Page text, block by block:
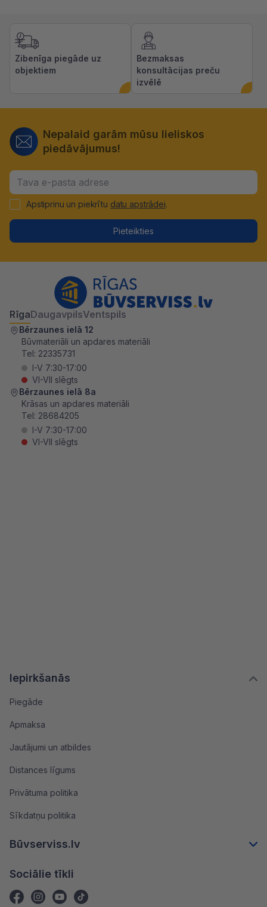
Zibenīga piegāde uz
objektiem
Bezmaksas
konsultācijas preču
izvēlē
Nepalaid garām mūsu lieliskos
piedāvājumus!
Apstiprinu un piekrītu datu apstrādei.
Pieteikties
Iepirkšanās
Piegāde
Apmaksa
Jautājumi un atbildes
Distances līgums
Privātuma politika
Sīkdatņu politika
Būvserviss.lv
Sociālie tīkli
RīgaDaugavpilsVentspils
Bērzaunes ielā 12
Būvmateriāli un apdares materiāli
Tel: 22335731
I-V 7:30-17:00
VI-VII slēgts
Bērzaunes ielā 8a
Krāsas un apdares materiāli
Tel: 28684205
I-V 7:30-17:00
VI-VII slēgts